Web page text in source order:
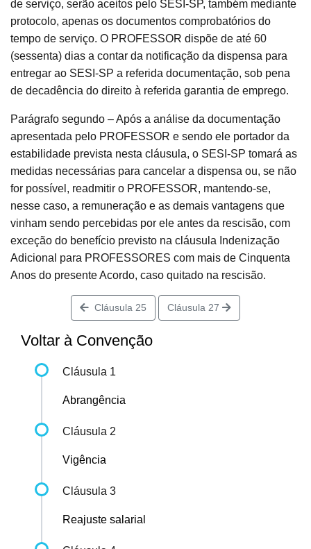
de serviço, serão aceitos pelo SESI-SP, também mediante
protocolo, apenas os documentos comprobatórios do
tempo de serviço. O PROFESSOR dispõe de até 60
(sessenta) dias a contar da notificação da dispensa para
entregar ao SESI-SP a referida documentação, sob pena
de decadência do direito à referida garantia de emprego.
Parágrafo segundo – Após a análise da documentação
apresentada pelo PROFESSOR e sendo ele portador da
estabilidade prevista nesta cláusula, o SESI-SP tomará as
medidas necessárias para cancelar a dispensa ou, se não
for possível, readmitir o PROFESSOR, mantendo-se,
nesse caso, a remuneração e as demais vantagens que
vinham sendo percebidas por ele antes da rescisão, com
exceção do benefício previsto na cláusula Indenização
Adicional para PROFESSORES com mais de Cinquenta
Anos do presente Acordo, caso quitado na rescisão.
Cláusula 25 Cláusula 27
Voltar à Convenção
Cláusula 1
Abrangência
Cláusula 2
Vigência
Cláusula 3
Reajuste salarial